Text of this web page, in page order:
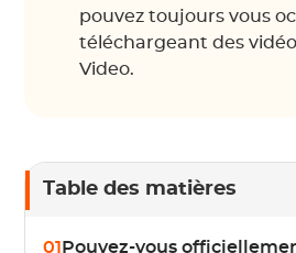
pouvez toujours vous
téléchargeant des
Video.
Table des matières
01 Pouvez-vous